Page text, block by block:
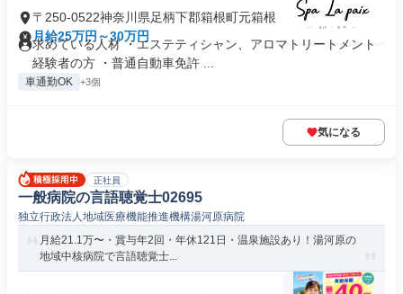
〒250-0522神奈川県足柄下郡箱根町元箱根
月給25万円～30万円
求めている人材 ・エステティシャン、アロマトリートメント
経験者の方 ・普通自動車免許 ...
車通勤OK +3個
気になる
正社員
一般病院の言語聴覚士02695
独立行政法人地域医療機能推進機構湯河原病院
月給21.1万〜・賞与年2回・年休121日・温泉施設あり！湯河原の
地域中核病院で言語聴覚士...